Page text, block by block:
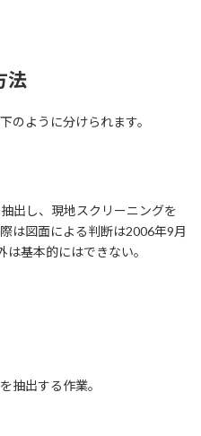
法
のように分けられます。
出し、現地スクリーニングを
は図面による判断は2006年9月
基本的にはできない。
抽出する作業。